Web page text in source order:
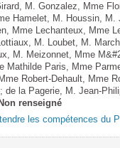
M. Gonzalez, Mme
Hamelet, M. Houssin,
Mme Lechanteux, Mme
M. Loubet, M.
M. Meizonnet, Mme
Mathilde Paris, Mme
Robert-Dehault, Mme
de la Pagerie, M. Jean-
Non renseigné
les compétences du